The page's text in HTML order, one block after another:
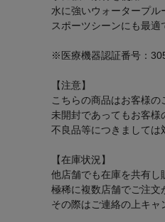
水に強いウォータープル
スポーツシーンにも最適
※医療機器認証番号：
【注意】
こちらの商品はお客様の
未開封であってもお客様
不良品等につきましては
【在庫状況】
他店舗でも在庫を共有し
極稀に複数店舗でご注文
その際はご連絡の上キャ